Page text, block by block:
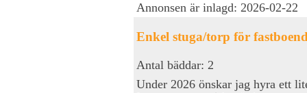
Annonsen är inlagd: 2026-02-22
Enkel stuga/torp för
Antal bäddar: 2
Under 2026 önskar jag hyra ett